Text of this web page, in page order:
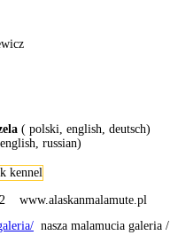
( polski, english, deutsch)
russian)
www.alaskanmalamute.pl
nasza malamucia galeria /